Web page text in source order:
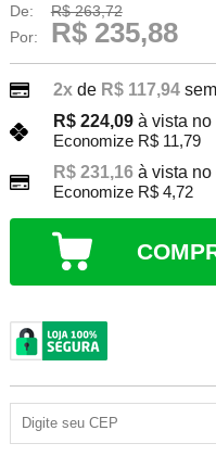
De:
R$ 263,72
Por:
R$ 235,88
2xde R$ 117,94
R$ 224,09 à vista no
Economize R$ 11,79
R$ 231,16 à vista no
Economize R$ 4,72